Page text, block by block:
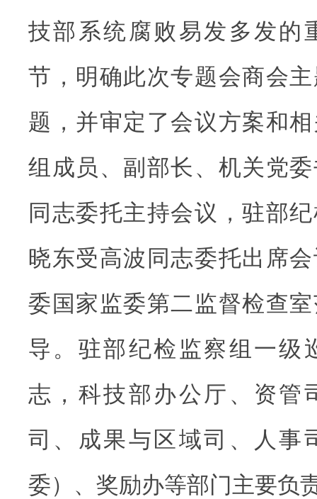
技部系统腐败易发多发的
节，明确此次专题会商会
题，并审定了会议方案和
组成员、副部长、机关党
同志委托主持会议，驻部
晓东受高波同志委托出席
委国家监委第二监督检查
导。驻部纪检监察组一级
志，科技部办公厅、资管
司、成果与区域司、人事
委）、奖励办等部门主要负